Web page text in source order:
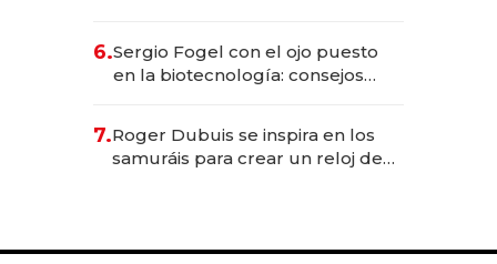
6.Sergio Fogel con el ojo puesto
en la biotecnología: consejos
rol de la IA
7.Roger Dubuis se inspira en los
samuráis para crear un reloj de